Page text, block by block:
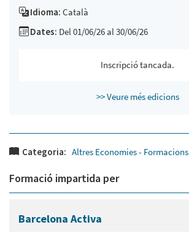
Idioma: Català
Dates: Del 01/06/26 al 30/06/26
Inscripció tancada.
>> Veure més edicions
Categoria: Altres Economies - Formacions
Formació impartida per
Barcelona Activa